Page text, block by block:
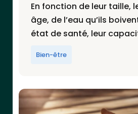
En fonction de leur taille,
âge, de l’eau qu’ils
état de santé, leur
Bien-être